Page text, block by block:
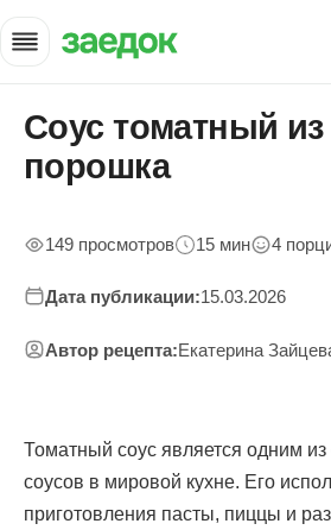
Главная
»
Рецепты
Соус томатный из
порошка
149 просмотров 15 мин 4
Дата публикации:15.03.2026
Автор рецепта:Екатерина
Томатный соус является одним
соусов в мировой кухне. Его
приготовления пасты, пиццы и